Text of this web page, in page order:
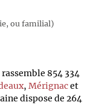
ou familial)
854 334
, Mérignacet
dispose de 264